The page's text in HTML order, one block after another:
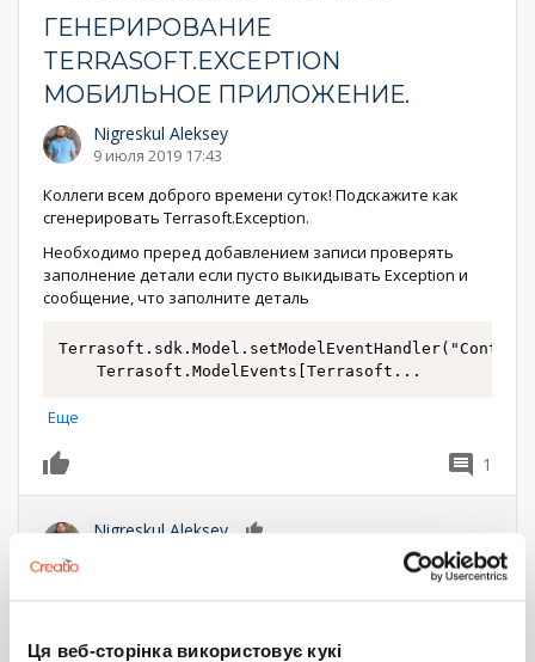
Ця веб-сторінка використовує кукі
ГЕНЕРИРОВАНИЕ
TERRASOFT.EXCEPTION
МОБИЛЬНОЕ ПРИЛОЖЕНИЕ.
Nigreskul Aleksey
9 июля 2019 17:43
Коллеги всем доброго времени суток! Подскажите как
сгенерировать Terrasoft.Exception.
Необходимо преред добавлением записи проверять
заполнение детали если пусто выкидывать Exception и
сообщение, что заполните деталь
	Terrasoft.ModelEvents[Terrasoft
...
Еще
1
Nigreskul Aleksey
Terrasoft setModelEventHandler